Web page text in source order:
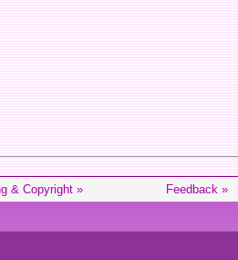
& Copyright » Feedback »